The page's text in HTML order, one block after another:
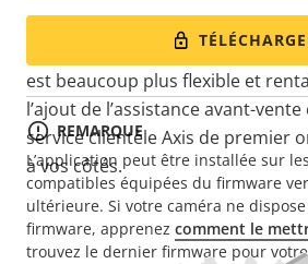
Grâce aux outils d’analyse avec
traitement des données est
est beaucoup plus flexible et
l’ajout de l’assistance avant-
service clientèle Axis de premier
à vos côtés.
REMARQUE
L’application peut être installée sur
compatibles équipées du firmware
ultérieure. Si votre caméra ne
firmware, apprenez comment le
trouvez le dernier firmware pour